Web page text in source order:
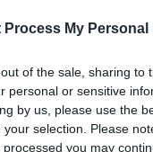
Process My
of the sale, sharing to
personal or sensitive
by us, please use the
selection. Please
you may